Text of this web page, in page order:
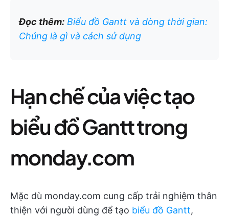
Đọc thêm: Biểu đồ Gantt và dòng thời gian:
Chúng là gì và cách sử dụng
Hạn chế của việc tạo
biểu đồ Gantt trong
monday.com
Mặc dù monday.com cung cấp trải nghiệm thân
thiện với người dùng để tạo biểu đồ Gantt,